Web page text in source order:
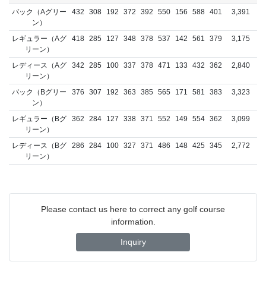
バック（Aグリー
ン）
432 308 192 372 392 550 156 588 401 3,391
レギュラー（Aグ
リーン）
418 285 127 348 378 537 142 561 379 3,175
レディース（Aグ
リーン）
342 285 100 337 378 471 133 432 362 2,840
バック（Bグリー
ン）
376 307 192 363 385 565 171 581 383 3,323
レギュラー（Bグ
リーン）
362 284 127 338 371 552 149 554 362 3,099
レディース（Bグ
リーン）
286 284 100 327 371 486 148 425 345 2,772
Please contact us here to correct any golf course
information.
Inquiry